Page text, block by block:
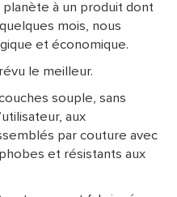
planète à un produit dont
mois, nous
et économique.
le meilleur.
souple, sans
aux
par couture avec
et résistants aux